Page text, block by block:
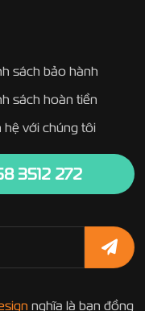
sách bảo hành
sách hoàn tiền
hệ với chúng tôi
3512 272
nghĩa là bạn đồng